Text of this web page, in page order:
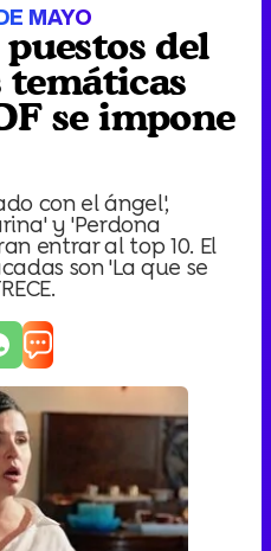
MAYO
del
temáticas
se impone
con el ángel',
y 'Perdona
entrar al top 10. El
son 'La que se